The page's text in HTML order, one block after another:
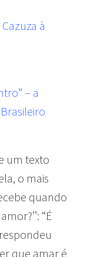
à
– a
um texto
o mais
quando
“É
que amar é